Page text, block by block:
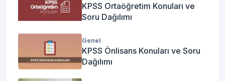
KPSS Ortaöğretim Konuları ve
Soru Dağılımı
Genel
KPSS Önlisans Konuları ve Soru
Dağılımı